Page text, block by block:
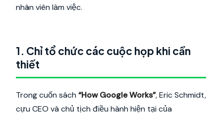
nhân viên làm việc.
1. Chỉ tổ chức các cuộc họp khi cần
thiết
Trong cuốn sách “How Google Works”, Eric Schmidt,
cựu CEO và chủ tịch điều hành hiện tại của